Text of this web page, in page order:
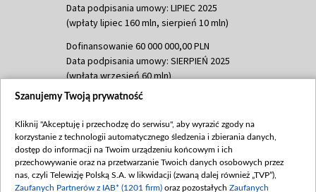
Data podpisania umowy: LIPIEC 2025
(wpłaty lipiec 160 mln, sierpień 10 mln)
Dofinansowanie 60 000 000,00 PLN
Data podpisania umowy: SIERPIEŃ 2025
(wpłata wrzesień 60 mln)
Dofinansowanie 635 783 051,21 PLN
(wpłata wrzesień 100 mln, październik 350
mln, listopad 265 mln)
Dofinansowanie 48 862 000,00 PLN
Data podpisania umowy: GRUDZIEŃ 2025
Szanujemy Twoją prywatność
Kliknij "Akceptuję i przechodzę do serwisu", aby wyrazić zgody na
korzystanie z technologii automatycznego śledzenia i zbierania danych,
dostęp do informacji na Twoim urządzeniu końcowym i ich
przechowywanie oraz na przetwarzanie Twoich danych osobowych przez
nas, czyli Telewizję Polską S.A. w likwidacji (zwaną dalej również „TVP”),
Zaufanych Partnerów z IAB* (1201 firm) oraz pozostałych Zaufanych